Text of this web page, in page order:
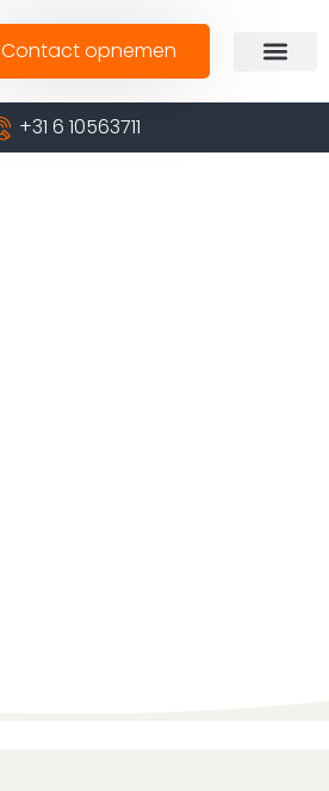
Contact opnemen
+31 6 10563711